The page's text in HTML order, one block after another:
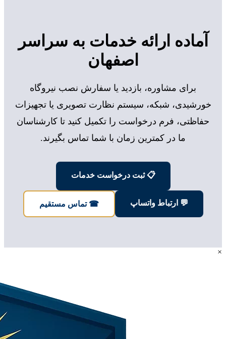
آماده ارائه خدمات به سراسر
اصفهان
برای مشاوره، بازدید یا سفارش نصب نیروگاه
خورشیدی، شبکه، سیستم نظارت تصویری یا تجهیزات
حفاظتی، فرم درخواست را تکمیل کنید تا کارشناسان
ما در کمترین زمان با شما تماس بگیرند.
📋 ثبت درخواست خدمات
💬 ارتباط واتساپ ☎ تماس مستقیم
×